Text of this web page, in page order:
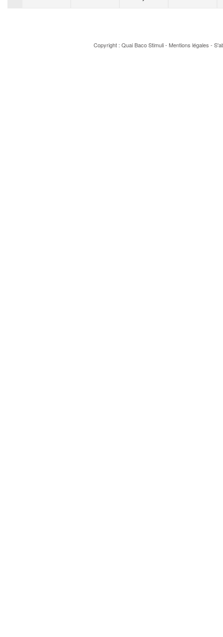
Copyright : Quai BacoStimuli- Mentions légales -